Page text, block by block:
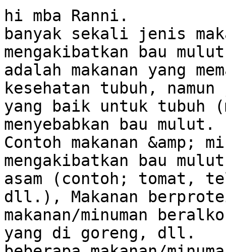
hi mba Ranni.
banyak sekali jenis
mengakibatkan bau
adalah makanan yang
kesehatan tubuh, namun
yang baik untuk tubuh
menyebabkan bau mulut.
Contoh makanan &amp;
mengakibatkan bau
asam (contoh; tomat,
dll.), Makanan
makanan/minuman
yang di goreng, dll.